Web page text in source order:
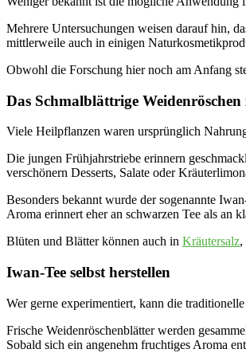
Mehrere Untersuchungen weisen darauf hin,
mittlerweile auch in einigen
Obwohl die Forschung hier noch am Anfang
Das Schmalblättrige
Viele Heilpflanzen waren ursprünglich
Die jungen Frühjahrstriebe erinnern
verschönern Desserts, Salate oder
Besonders bekannt wurde der sogenannte
Aroma erinnert eher an schwarzen Tee als an
Blüten und Blätter können auch in Kräutersalz,
Iwan-Tee selbst herstellen
Wer gerne experimentiert, kann die
Frische Weidenröschenblätter werden
Sobald sich ein angenehm fruchtiges Aroma